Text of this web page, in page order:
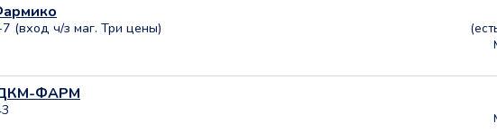
(вход ч/з маг. Три цены)
ФАРМ